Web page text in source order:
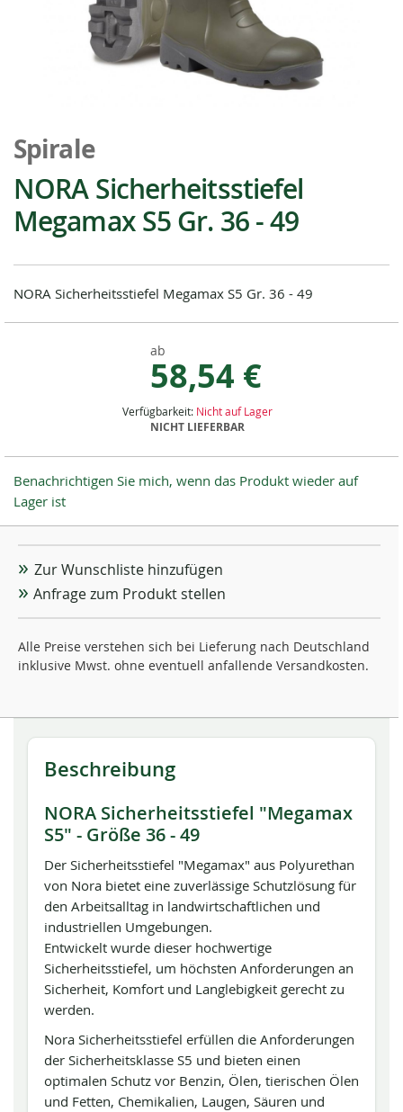
Anfang
der
Bildgalerie
springen
Spirale
NORA Sicherheitsstiefel
Megamax S5 Gr. 36 - 49
NORA Sicherheitsstiefel Megamax S5 Gr. 36 - 49
ab
58,54 €
Verfügbarkeit: Nicht auf Lager
NICHT LIEFERBAR
Benachrichtigen Sie mich, wenn das Produkt wieder auf
Lager ist
Zur Wunschliste hinzufügen
Anfrage zum Produkt stellen
Alle Preise verstehen sich bei Lieferung nach Deutschland
inklusive Mwst. ohne eventuell anfallende Versandkosten.
Beschreibung
NORA Sicherheitsstiefel "Megamax
S5" - Größe 36 - 49
Der Sicherheitsstiefel "Megamax" aus Polyurethan
von Nora bietet eine zuverlässige Schutzlösung für
den Arbeitsalltag in landwirtschaftlichen und
industriellen Umgebungen.
Entwickelt wurde dieser hochwertige
Sicherheitsstiefel, um höchsten Anforderungen an
Sicherheit, Komfort und Langlebigkeit gerecht zu
werden.
Nora Sicherheitsstiefel erfüllen die Anforderungen
der Sicherheitsklasse S5 und bieten einen
optimalen Schutz vor Benzin, Ölen, tierischen Ölen
und Fetten, Chemikalien, Laugen, Säuren und